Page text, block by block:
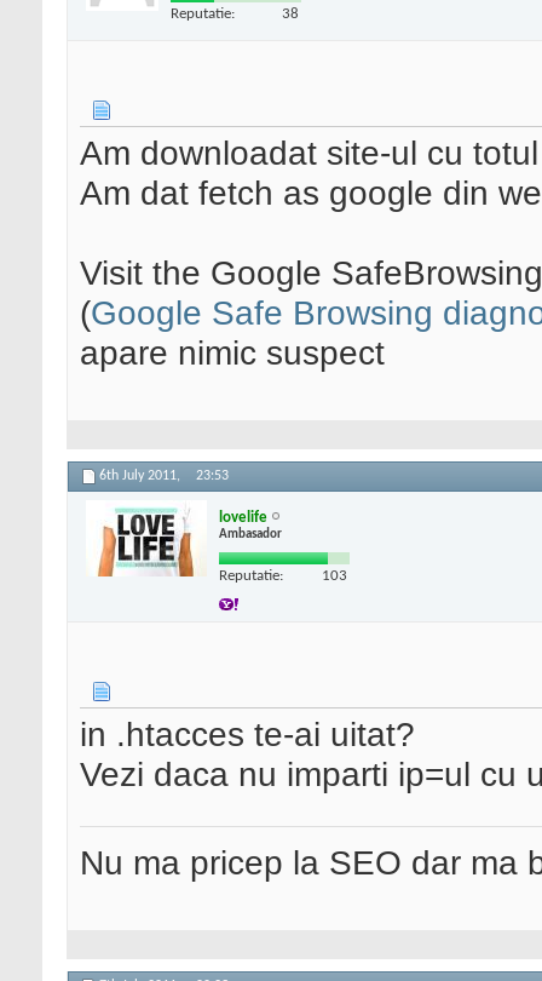
Reputatie: 38
Am downloadat site-ul cu
Am dat fetch as google din
Visit the Google
(Google Safe Browsing
apare nimic suspect
6th July 2011, 23:53
lovelife
Ambasador
Reputatie: 103
in .htacces te-ai uitat?
Vezi daca nu imparti ip=ul cu
Nu ma pricep la SEO dar ma